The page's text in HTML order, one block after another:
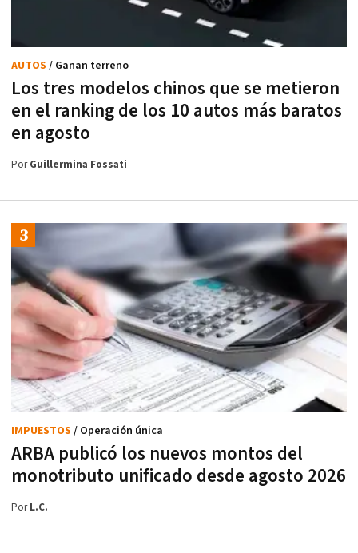
Los tres modelos chinos que se metieron
en el ranking de los 10 autos más baratos
en agosto
AUTOS / Ganan terreno
PorGuillermina Fossati
ARBA publicó los nuevos montos del
monotributo unificado desde agosto 2026
IMPUESTOS / Operación única
PorL.C.